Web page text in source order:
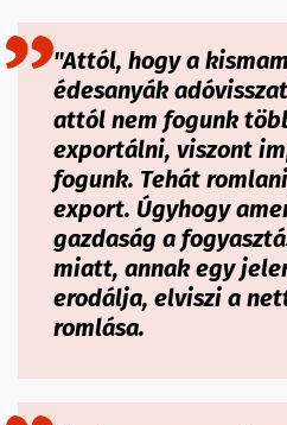
"Attól, hogy a
édesanyák
attól nem fogunk
exportálni, viszont
fogunk. Tehát
export. Úgyhogy
gazdaság a
miatt, annak egy
erodálja, elviszi a
romlása.